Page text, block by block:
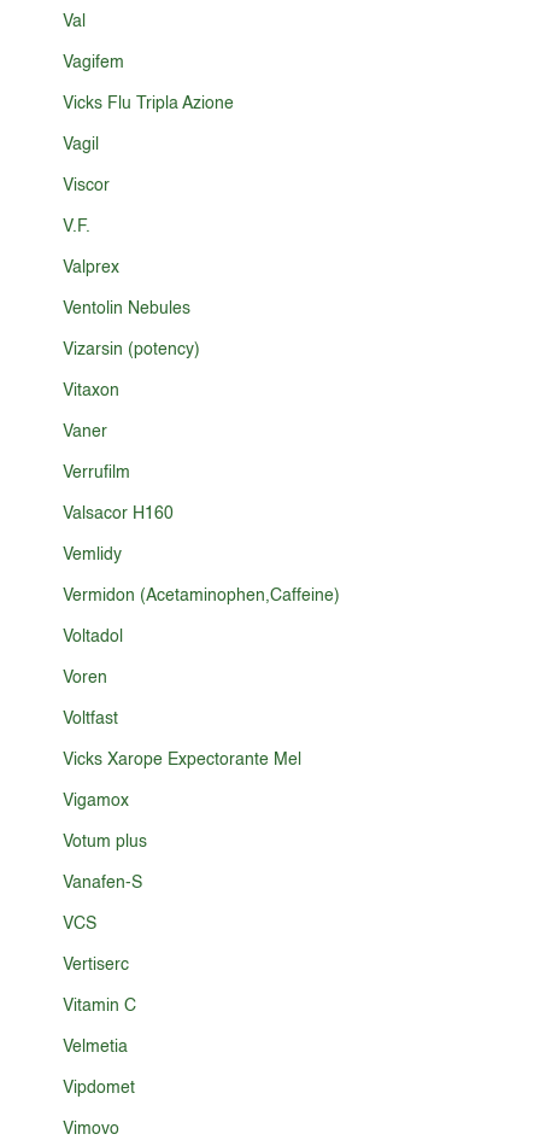
Val
Vagifem
Vicks Flu Tripla Azione
Vagil
Viscor
V.F.
Valprex
Ventolin Nebules
Vizarsin (potency)
Vitaxon
Vaner
Verrufilm
Valsacor H160
Vemlidy
Vermidon (Acetaminophen,Caffeine)
Voltadol
Voren
Voltfast
Vicks Xarope Expectorante Mel
Vigamox
Votum plus
Vanafen-S
VCS
Vertiserc
Vitamin C
Velmetia
Vipdomet
Vimovo